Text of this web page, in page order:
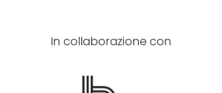
In collaborazione con